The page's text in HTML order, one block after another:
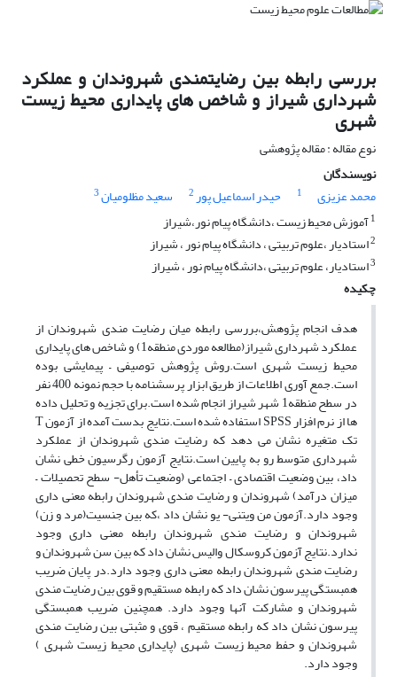
بررسی رابطه بین رضایتمندی شهروندان و عملکرد
شهرداری شیراز و شاخص های پایداری محیط زیست
شهری
نوع مقاله : مقاله پژوهشی
نویسندگان
محمد عزیزی
1 حیدر اسماعیل پور2 سعید مظلومیان3
1آموزش محیط زیست ،دانشگاه پیام نور،شیراز
2استادیار ،علوم تربیتی ، دانشگاه پیام نور ، شیراز
3استادیار، علوم تربیتی ،دانشگاه پیام نور ، شیراز
چکیده
هدف انجام پژوهش،بررسی رابطه میان رضایت مندی شهروندان از
عملکرد شهرداری شیراز(مطالعه موردی منطقه1) و شاخص های پایداری
محیط زیست شهری است.روش پژوهش توصیفی – پیمایشی بوده
است.جمع آوری اطلاعات از طریق ابزار پرسشنامه با حجم نمونه 400 نفر
در سطح منطقه1 شهر شیراز انجام شده است.برای تجزیه و تحلیل داده
ها از نرم افزار SPSS استفاده شده است.نتایج بدست آمده از آزمون T
تک متغیره نشان می دهد که رضایت مندی شهروندان از عملکرد
شهرداری متوسط رو به پایین است.نتایج آزمون رگرسیون خطی نشان
داد، بین وضعیت اقتصادی – اجتماعی (وضعیت تأهل- سطح تحصیلات –
میزان درآمد) شهروندان و رضایت مندی شهروندان رابطه معنی داری
وجود دارد.آزمون من ویتنی- یو نشان داد ،که بین جنسیت(مرد و زن)
شهروندان و رضایت مندی شهروندان رابطه معنی داری وجود
ندارد.نتایج آزمون کروسکال والیس نشان داد که بین سن شهروندان و
رضایت مندی شهروندان رابطه معنی داری وجود دارد.در پایان ضریب
همبستگی پیرسون نشان داد که رابطه مستقیم و قوی بین رضایت مندی
شهروندان و مشارکت آنها وجود دارد. همچنین ضریب همبستگی
پیرسون نشان داد که رابطه مستقیم ، قوی و مثبتی بین رضایت مندی
شهروندان و حفط محیط زیست شهری (پایداری محیط زیست شهری )
وجود دارد.